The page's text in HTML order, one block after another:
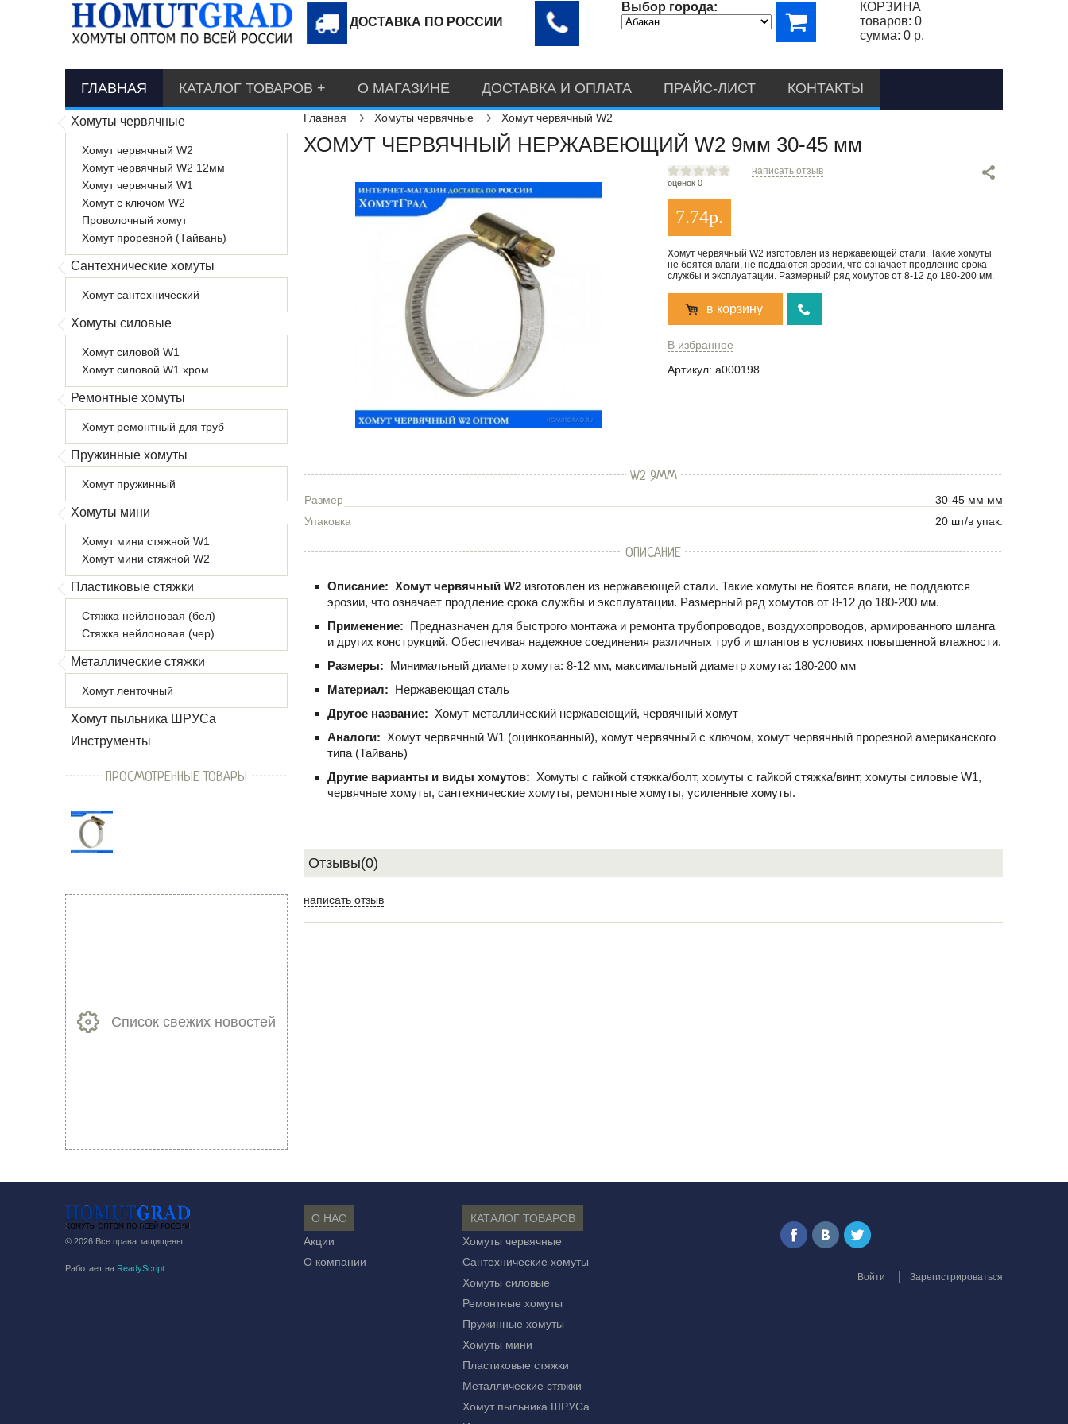
ДОСТАВКА ПО РОССИИ
Выбор города:
КОРЗИНА
товаров: 0
сумма: 0 р.
ГЛАВНАЯ КАТАЛОГ ТОВАРОВ О МАГАЗИНЕ ДОСТАВКА И ОПЛАТА ПРАЙС-ЛИСТ КОНТАКТЫ
Хомуты червячные
Хомут червячный W2
Хомут червячный W2 12мм
Хомут червячный W1
Хомут с ключом W2
Проволочный хомут
Хомут прорезной (Тайвань)
Сантехнические хомуты
Хомут сантехнический
Хомуты силовые
Хомут силовой W1
Хомут силовой W1 хром
Ремонтные хомуты
Хомут ремонтный для труб
Пружинные хомуты
Хомут пружинный
Хомуты мини
Хомут мини стяжной W1
Хомут мини стяжной W2
Пластиковые стяжки
Стяжка нейлоновая (бел)
Стяжка нейлоновая (чер)
Металлические стяжки
Хомут ленточный
Хомут пыльника ШРУСа
Инструменты
Главная Хомуты червячные Хомут червячный W2
ХОМУТ ЧЕРВЯЧНЫЙ НЕРЖАВЕЮЩИЙ W2 9мм 30-45 мм
оценок 0
написать отзыв
7.74р.
Хомут червячный W2 изготовлен из нержавеющей стали. Такие хомуты
не боятся влаги, не поддаются эрозии, что означает продление срока
службы и эксплуатации. Размерный ряд хомутов от 8-12 до 180-200 мм.
в корзину
В избранное
Артикул: a000198
W2 9ММ
Размер
30-45 мм мм
Упаковка
20 шт/в упак.
ОПИСАНИЕ
Описание: Хомут червячный W2 изготовлен из нержавеющей стали. Такие хомуты не боятся влаги, не поддаются
эрозии, что означает продление срока службы и эксплуатации. Размерный ряд хомутов от 8-12 до 180-200 мм.
Применение: Предназначен для быстрого монтажа и ремонта трубопроводов, воздухопроводов, армированного шланга
и других конструкций. Обеспечивая надежное соединения различных труб и шлангов в условиях повышенной влажности.
Размеры: Минимальный диаметр хомута: 8-12 мм, максимальный диаметр хомута: 180-200 мм
Материал: Нержавеющая сталь
Другое название: Хомут металлический нержавеющий, червячный хомут
Аналоги: Хомут червячный W1 (оцинкованный), хомут червячный с ключом, хомут червячный прорезной американского
типа (Тайвань)
Другие варианты и виды хомутов: Хомуты с гайкой стяжка/болт, хомуты с гайкой стяжка/винт, хомуты силовые W1,
червячные хомуты, сантехнические хомуты, ремонтные хомуты, усиленные хомуты.
Отзывы(0)
написать отзыв
ПРОСМОТРЕННЫЕ ТОВАРЫ
Список свежих новостей
© 2026 Все права защищены
Работает на ReadyScript
О НАС
Акции
О компании
КАТАЛОГ ТОВАРОВ
Хомуты червячные
Сантехнические хомуты
Хомуты силовые
Ремонтные хомуты
Пружинные хомуты
Хомуты мини
Пластиковые стяжки
Металлические стяжки
Хомут пыльника ШРУСа
Войти Зарегистрироваться